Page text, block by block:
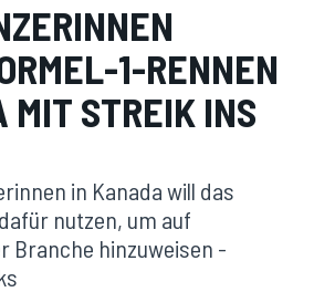
1-RENNEN
MIT STREIK INS
in Kanada will das
nutzen, um auf
Branche hinzuweisen -